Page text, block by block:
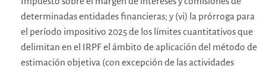
determinadas entidades financieras; y (vi) la prórroga para
el período impositivo 2025 de los límites cuantitativos que
delimitan en el IRPF el ámbito de aplicación del método de
estimación objetiva (con excepción de las actividades